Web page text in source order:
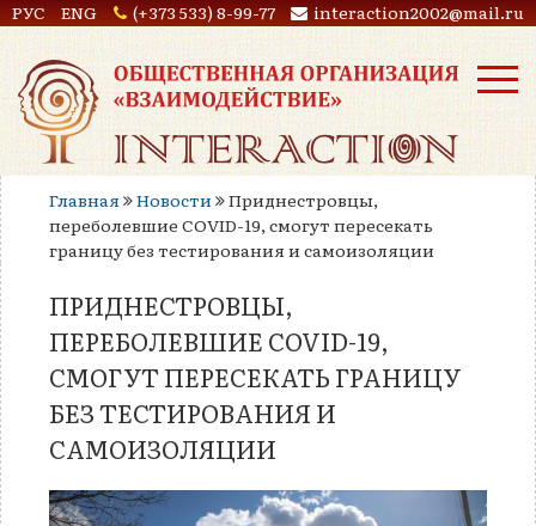
РУС ENG (+373 533) 8-99-77 interaction2002@mail.ru
Главная Новости
Приднестровцы,
переболевшие COVID-19, смогут пересекать
границу без тестирования и самоизоляции
ПРИДНЕСТРОВЦЫ,
ПЕРЕБОЛЕВШИЕ COVID-19,
СМОГУТ ПЕРЕСЕКАТЬ ГРАНИЦУ
БЕЗ ТЕСТИРОВАНИЯ И
САМОИЗОЛЯЦИИ